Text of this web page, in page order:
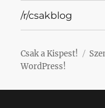
/r/csakblog
Csak a Kispest!
WordPress!